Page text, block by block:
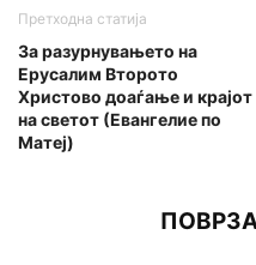
Претходна статија
За разурнувањето на
Ерусалим Второто
Христово доаѓање и крајот
на светот (Евангелие по
Матеј)